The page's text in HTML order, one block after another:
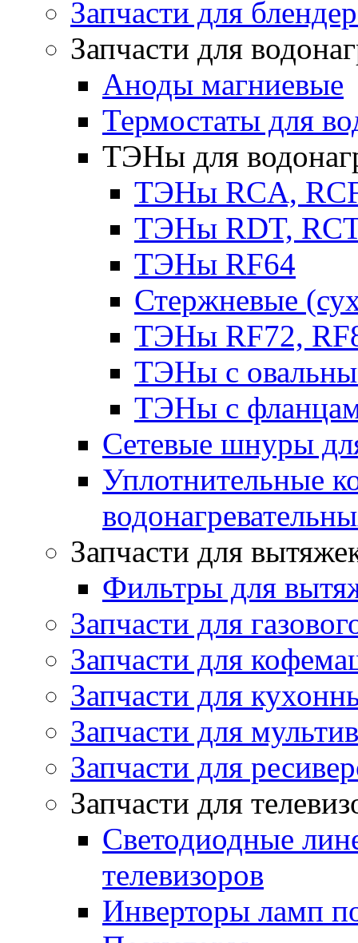
Запчасти для
Запчасти для
Аноды магниевые
Термостаты для
ТЭНы для
ТЭНы RCA,
ТЭНы RDT,
ТЭНы RF64
Стержневые
ТЭНы RF72,
ТЭНы с
ТЭНы с
Сетевые шнуры
Уплотнительные
Запчасти для
Фильтры для
Запчасти для
Запчасти для
Запчасти для
Запчасти для
Запчасти для
Запчасти для
Светодиодные
телевизоров
Инверторы ламп